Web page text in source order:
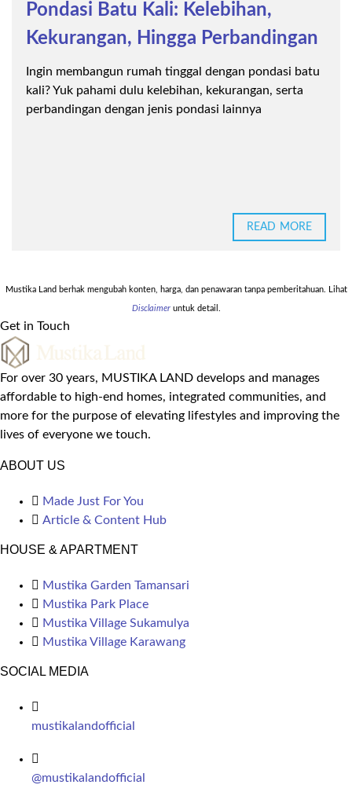
Pondasi Batu Kali: Kelebihan,
Kekurangan, Hingga Perbandingan
Ingin membangun rumah tinggal dengan pondasi batu
kali? Yuk pahami dulu kelebihan, kekurangan, serta
perbandingan dengan jenis pondasi lainnya
READ MORE
Mustika Land berhak mengubah konten, harga, dan penawaran tanpa pemberitahuan. Lihat
Disclaimeruntuk detail.
Get in Touch
For over 30 years, MUSTIKA LAND develops and manages
affordable to high-end homes, integrated communities, and
more for the purpose of elevating lifestyles and improving the
lives of everyone we touch.
ABOUT US
Made Just For You
Article & Content Hub
HOUSE & APARTMENT
Mustika Garden Tamansari
Mustika Park Place
Mustika Village Sukamulya
Mustika Village Karawang
SOCIAL MEDIA
mustikalandofficial
@mustikalandofficial